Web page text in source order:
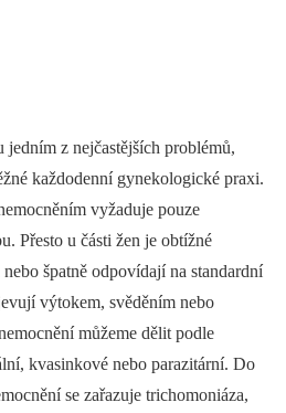
z nejčastějších problémů,
každodenní gynekologické praxi.
vyžaduje pouze
Přesto u části žen je obtížné
špatně odpovídají na standardní
výtokem, svěděním nebo
můžeme dělit podle
kvasinkové nebo parazitární. Do
se zařazuje trichomoniáza,